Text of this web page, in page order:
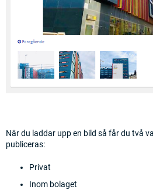
När du laddar upp en bild så får du två
publiceras:
Privat
Inom bolaget